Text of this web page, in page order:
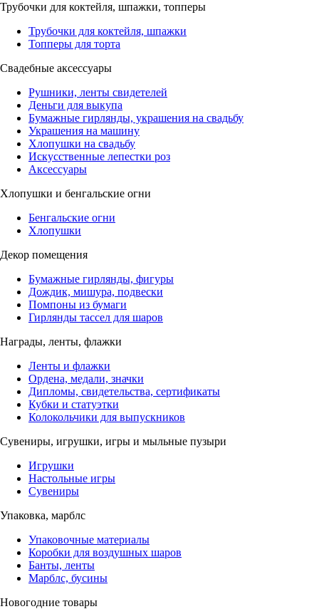
Трубочки для коктейля, шпажки, топперы
Трубочки для коктейля, шпажки
Топперы для торта
Свадебные аксессуары
Рушники, ленты свидетелей
Деньги для выкупа
Бумажные гирлянды, украшения на свадьбу
Украшения на машину
Хлопушки на свадьбу
Искусственные лепестки роз
Аксессуары
Хлопушки и бенгальские огни
Бенгальские огни
Хлопушки
Декор помещения
Бумажные гирлянды, фигуры
Дождик, мишура, подвески
Помпоны из бумаги
Гирлянды тассел для шаров
Награды, ленты, флажки
Ленты и флажки
Ордена, медали, значки
Дипломы, свидетельства, сертификаты
Кубки и статуэтки
Колокольчики для выпускников
Сувениры, игрушки, игры и мыльные пузыри
Игрушки
Настольные игры
Сувениры
Упаковка, марблс
Упаковочные материалы
Коробки для воздушных шаров
Банты, ленты
Марблс, бусины
Новогодние товары